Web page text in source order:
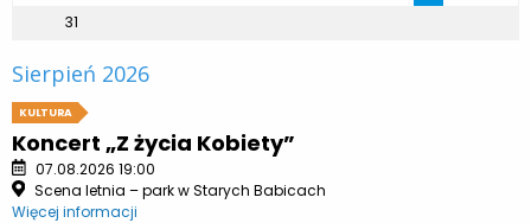
31
Sierpień 2026
KULTURA
Koncert „Z życia Kobiety”
07.08.2026 19:00
Scena letnia – park w Starych Babicach
Więcej informacji